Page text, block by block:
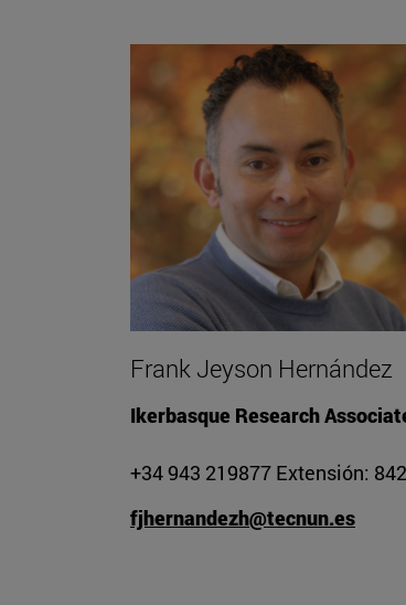
Frank Jeyson Hernández
Ikerbasque Research
+34 943 219877 Extensión:
fjhernandezh@tecnun.es